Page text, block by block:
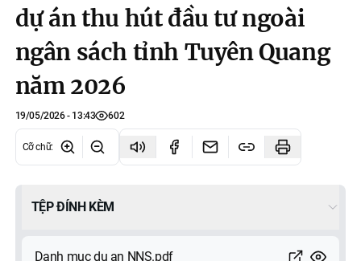
dự án thu hút đầu tư ngoài
ngân sách tỉnh Tuyên Quang
năm 2026
19/05/2026 - 13:43 602
Cỡ chữ:
TỆP ĐÍNH KÈM
Danh muc du an NNS.pdf